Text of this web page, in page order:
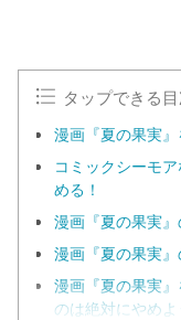
タップできる
漫画『夏の果実
コミックシーモ
める！
漫画『夏の果実
漫画『夏の果実
漫画『夏の果実
のは絶対にやめよ